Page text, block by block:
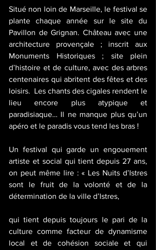
Situé non loin de Marseille, le festival se
plante chaque année sur le site du
Pavillon de Grignan. Château avec une
architecture provençale ; inscrit aux
Monuments Historiques ; site plein
d’histoire et de culture, avec des arbres
centenaires qui abritent des fêtes et des
loisirs.  Les chants des cigales rendent le
lieu encore plus atypique et
paradisiaque… Il ne manque plus qu’un
apéro et le paradis vous tend les bras !
Un festival qui garde un engouement
artiste et social qui tient depuis 27 ans,
on peut même lire : « Les Nuits d’Istres
sont le fruit de la volonté et de la
détermination de la ville d’Istres,
qui tient depuis toujours le pari de la
culture comme facteur de dynamisme
local et de cohésion sociale et qui